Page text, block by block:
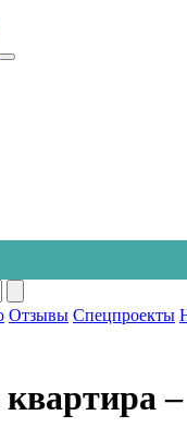
Отзывы Спецпроекты